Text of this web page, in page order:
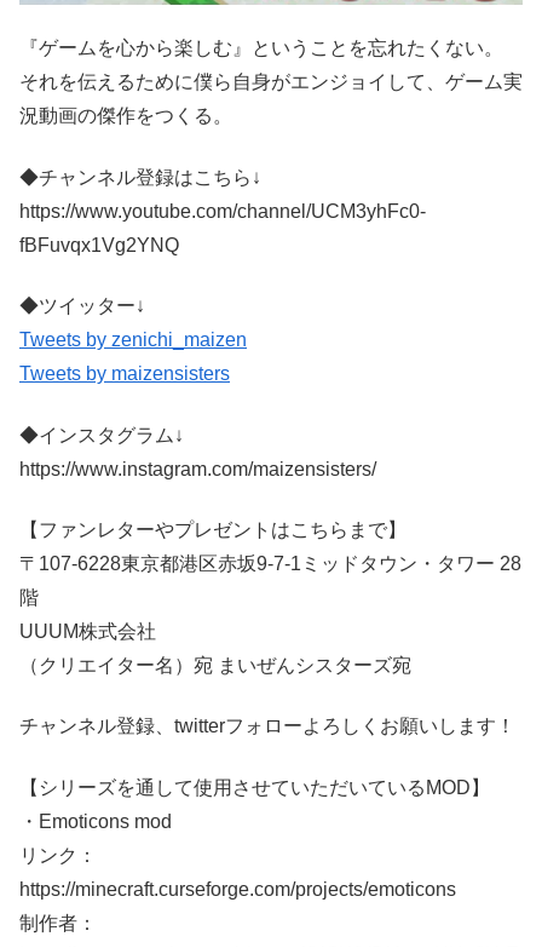
『ゲームを心から楽しむ』ということを忘れたくない。
それを伝えるために僕ら自身がエンジョイして、ゲーム実
況動画の傑作をつくる。
◆チャンネル登録はこちら↓
https://www.youtube.com/channel/UCM3yhFc0-
fBFuvqx1Vg2YNQ
◆ツイッター↓
Tweets by zenichi_maizen
Tweets by maizensisters
◆インスタグラム↓
https://www.instagram.com/maizensisters/
【ファンレターやプレゼントはこちらまで】
〒107-6228東京都港区赤坂9-7-1ミッドタウン・タワー 28
階
UUUM株式会社
（クリエイター名）宛 まいぜんシスターズ宛
チャンネル登録、twitterフォローよろしくお願いします！
【シリーズを通して使用させていただいているMOD】
・Emoticons mod
リンク：
https://minecraft.curseforge.com/projects/emoticons
制作者：